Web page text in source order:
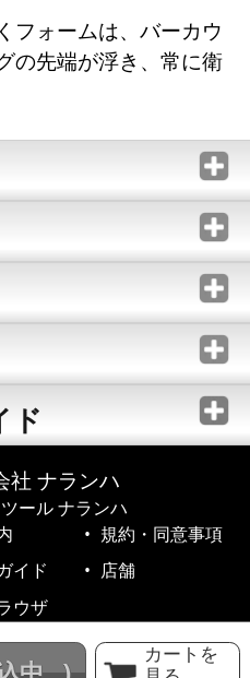
カートを
フォームは、バーカウ
の先端が浮き、常に衛
ド
社 ナランハ
ール ナランハ
規約・同意事項
イド
店舗
ウザ
All Rights Reserved.